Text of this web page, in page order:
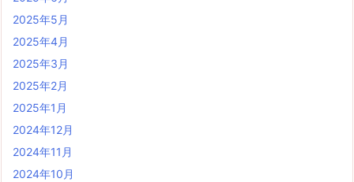
2025年5月
2025年4月
2025年3月
2025年2月
2025年1月
2024年12月
2024年11月
2024年10月